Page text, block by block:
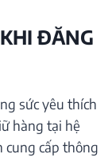
ĐĂNG
sức yêu thích
hàng tại hệ
cung cấp thông